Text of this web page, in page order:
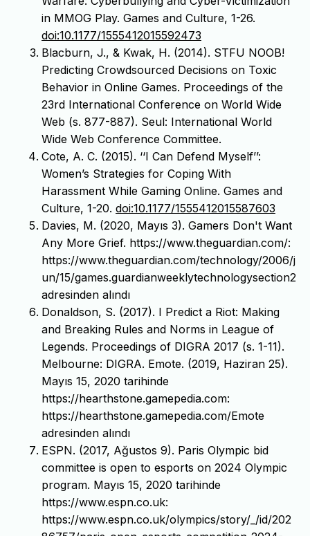
in MMOG Play. Games and Culture, 1-26.
doi:10.1177/1555412015592473
Blacburn, J., & Kwak, H. (2014). STFU NOOB!
Predicting Crowdsourced Decisions on Toxic
Behavior in Online Games. Proceedings of the
23rd International Conference on World Wide
Web (s. 877-887). Seul: International World
Wide Web Conference Committee.
Cote, A. C. (2015). ‘‘I Can Defend Myself’’:
Women’s Strategies for Coping With
Harassment While Gaming Online. Games and
Culture, 1-20. doi:10.1177/1555412015587603
Davies, M. (2020, Mayıs 3). Gamers Don't Want
Any More Grief. https://www.theguardian.com/:
https://www.theguardian.com/technology/2006/j
un/15/games.guardianweeklytechnologysection2
adresinden alındı
Donaldson, S. (2017). I Predict a Riot: Making
and Breaking Rules and Norms in League of
Legends. Proceedings of DIGRA 2017 (s. 1-11).
Melbourne: DIGRA. Emote. (2019, Haziran 25).
Mayıs 15, 2020 tarihinde
https://hearthstone.gamepedia.com:
https://hearthstone.gamepedia.com/Emote
adresinden alındı
ESPN. (2017, Ağustos 9). Paris Olympic bid
committee is open to esports on 2024 Olympic
program. Mayıs 15, 2020 tarihinde
https://www.espn.co.uk:
https://www.espn.co.uk/olympics/story/_/id/202